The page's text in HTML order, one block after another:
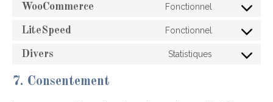
service
WooCommerce Fonctionnel
Consent
service
LiteSpeed Fonctionnel
Consent
service
Divers Statistiques
Consent
7. Consentement